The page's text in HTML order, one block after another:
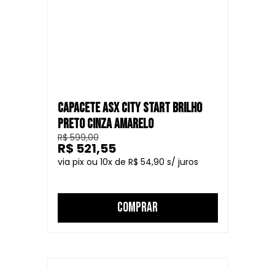
CAPACETE ASX CITY START BRILHO
PRETO CINZA AMARELO
R$ 599,00
10
R$ 54,90
R$ 521,55
COMPRAR